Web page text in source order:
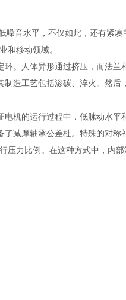
音水平，不仅如此，还有紧凑
和移动领域。
。人体异形通过挤压，而法兰
造工艺包括渗碳、淬火。然后
机的运行过程中，低脉动水平
减摩轴承公差杜。特殊的对称
压力比例。在这种方式中，内